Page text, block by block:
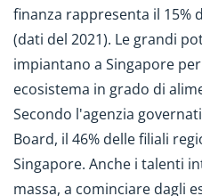
finanza rappresenta il 15%
(dati del 2021). Le grandi
impiantano a Singapore
ecosistema in grado di
Secondo l'agenzia
Board, il 46% delle filiali
Singapore. Anche i talenti
massa, a cominciare dagli